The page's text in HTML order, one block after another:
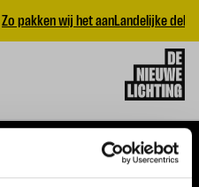
Zo pakken wij het aanLandelijke